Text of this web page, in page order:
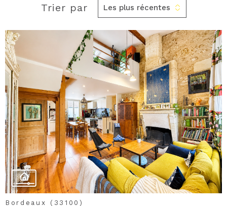
Trier par Les plus récentes
voir le
bien
Bordeaux (33100)